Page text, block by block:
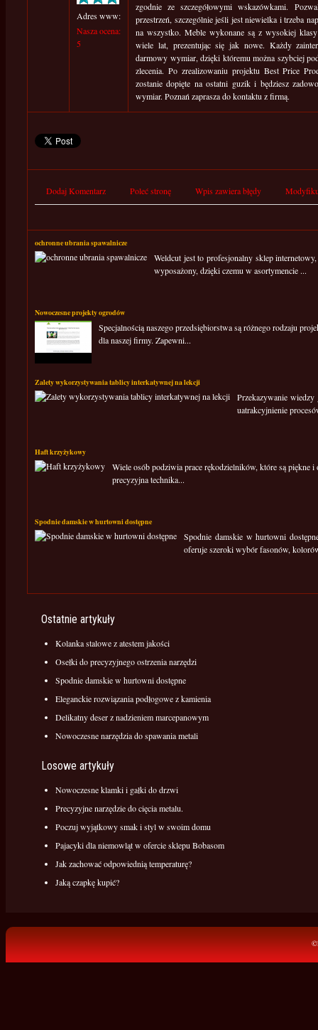
Adres www:
Nasza ocena:
5
zgodnie ze szczegółowymi wskazówkami.
przestrzeń, szczególnie jeśli jest niewielka i trzeba
na wszystko. Meble wykonane są z wysokiej klasy
wiele lat, prezentując się jak nowe. Każdy
darmowy wymiar, dzięki któremu można szybciej
zlecenia. Po zrealizowaniu projektu Best Price
zostanie dopięte na ostatni guzik i będziesz
wymiar. Poznań zaprasza do kontaktu z firmą.
Dodaj Komentarz Poleć stronę Wpis zawiera błędy
ochronne ubrania spawalnicze
Weldcut jest to profesjonalny sklep
wyposażony, dzięki czemu w asortymencie ...
Nowoczesne projekty ogrodów
Specjalnością naszego przedsiębiorstwa są różnego rodzaju
dla naszej firmy. Zapewni...
Zalety wykorzystywania tablicy interkatywnej na lekcji
Przekazywanie
uatrakcyjnienie
Haft krzyżykowy
Wiele osób podziwia prace rękodzielników, które są piękne
precyzyjna technika...
Spodnie damskie w hurtowni dostępne
Spodnie damskie w hurtowni
oferuje szeroki wybór fasonów,
Ostatnie artykuły
Kolanka stalowe z atestem jakości
Osełki do precyzyjnego ostrzenia narzędzi
Spodnie damskie w hurtowni dostępne
Eleganckie rozwiązania podłogowe z kamienia
Delikatny deser z nadzieniem marcepanowym
Nowoczesne narzędzia do spawania metali
Losowe artykuły
Nowoczesne klamki i gałki do drzwi
Precyzyjne narzędzie do cięcia metalu.
Poczuj wyjątkowy smak i styl w swoim domu
Pajacyki dla niemowląt w ofercie sklepu Bobasom
Jak zachować odpowiednią temperaturę?
Jaką czapkę kupić?